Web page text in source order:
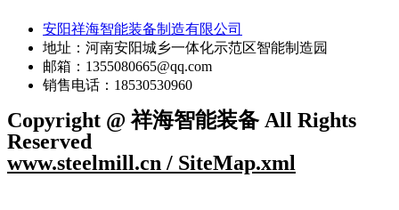
安阳祥海智能装备制造有限公司
地址：河南安阳城乡一体化示范区智能制造园
邮箱：1355080665@qq.com
销售电话：18530530960
Copyright @ 祥海智能装备 All Rights
Reserved
www.steelmill.cn / SiteMap.xml